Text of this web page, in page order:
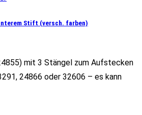
Stift (versch. farben)
mit 3 Stängel zum Aufstecken
24866 oder 32606 – es kann